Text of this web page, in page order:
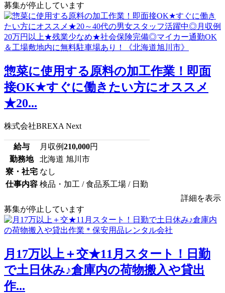
募集が停止しています
惣菜に使用する原料の加工作業！即面
接OK★すぐに働きたい方にオススメ
★20...
株式会社BREXA Next
給与 月収例210,000円
勤務地
北海道 旭川市
寮・社宅 なし
仕事内容 検品・加工 / 食品系工場 / 日勤
詳細を表示
募集が停止しています
月17万以上＋交★11月スタート！日勤
で土日休み♪倉庫内の荷物搬入や貸出
作...